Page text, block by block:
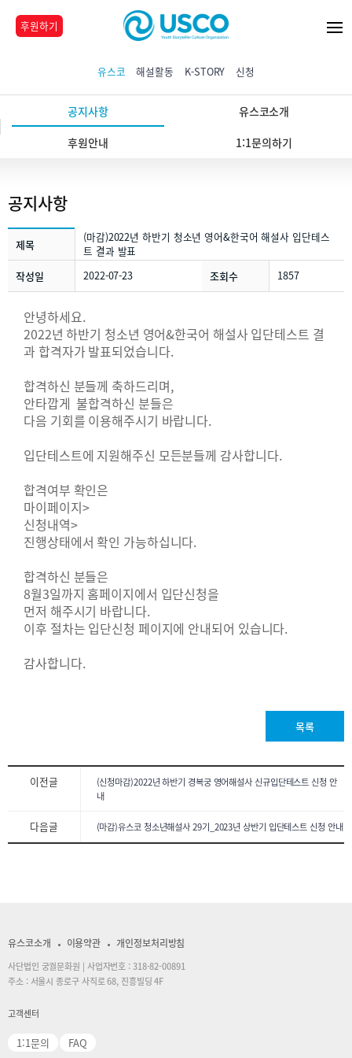
후원하기
유스코 해설활동 K-STORY 신청
공지사항
유스코소개
후원안내
1:1문의하기
공지사항
제목
(마감)2022년 하반기 청소년 영어&한국어 해설사 입단테스
트 결과 발표
작성일
2022-07-23 조회수 1857
안녕하세요.
2022년 하반기 청소년 영어&한국어 해설사 입단테스트 결
과 합격자가 발표되었습니다.
합격하신 분들께 축하드리며,
안타깝게 불합격하신 분들은
다음 기회를 이용해주시기 바랍니다.
입단테스트에 지원해주신 모든분들께 감사합니다.
합격여부 확인은
마이페이지>
신청내역>
진행상태에서 확인 가능하십니다.
합격하신 분들은
8월3일까지 홈페이지에서 입단신청을
먼저 해주시기 바랍니다.
이후 절차는 입단신청 페이지에 안내되어 있습니다.
감사합니다.
목록
이전글
(신청마감)2022년 하반기 경복궁 영어해설사 신규입단테스트 신청 안
내
다음글 (마감)유스코 청소년해설사 29기_2023년 상반기 입단테스트 신청 안내
유스코소개 이용약관 개인정보처리방침
사단법인 궁궐문화원 | 사업자번호 : 318-82-00891
주소 : 서울시 종로구 사직로 68, 진흥빌딩 4F
고객센터
1:1문의 FAQ